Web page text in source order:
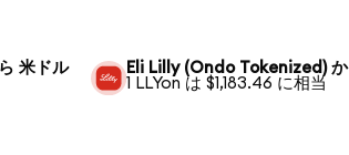
米ドル
Eli Lilly (Ondo Tokenized)
1 LLYon は $1,183.46 に相当